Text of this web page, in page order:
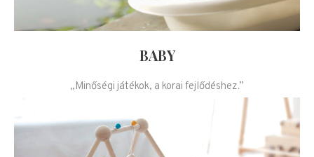
BABY
„Minőségi játékok, a korai fejlődéshez.”